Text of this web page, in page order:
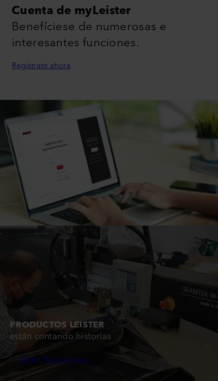
Cuenta de myLeister
Benefíciese de numerosas e
interesantes funciones.
Regístrate ahora
PRODUCTOS LEISTER
están contando historias
Leer historias